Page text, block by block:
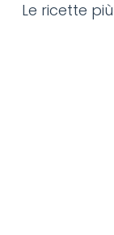
Le ricette